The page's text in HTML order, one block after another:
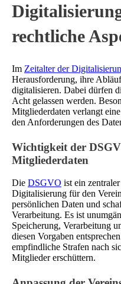
rechtliche
Im Zeitalter der
Herausforderung, ihre
digitalisieren. Dabei dürfen
Acht gelassen werden.
Mitgliederdaten verlangt
den Anforderungen des
Wichtigkeit der
Mitgliederdaten
Die DSGVO ist ein
Digitalisierung für den
persönlichen Daten und
Verarbeitung. Es ist
Speicherung, Verarbeitung
diesen Vorgaben
empfindliche Strafen nach
Mitglieder erschüttern.